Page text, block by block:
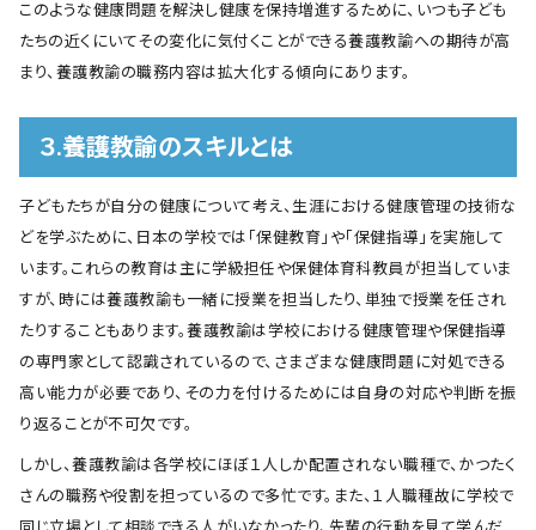
このような健康問題を解決し健康を保持増進するために、いつも子ども
たちの近くにいてその変化に気付くことができる養護教諭への期待が高
まり、養護教諭の職務内容は拡大化する傾向にあります。
３.養護教諭のスキルとは
子どもたちが自分の健康について考え、生涯における健康管理の技術な
どを学ぶために、日本の学校では「保健教育」や「保健指導」を実施して
います。これらの教育は主に学級担任や保健体育科教員が担当していま
すが、時には養護教諭も一緒に授業を担当したり、単独で授業を任され
たりすることもあります。養護教諭は学校における健康管理や保健指導
の専門家として認識されているので、さまざまな健康問題に対処できる
高い能力が必要であり、その力を付けるためには自身の対応や判断を振
り返ることが不可欠です。
しかし、養護教諭は各学校にほぼ１人しか配置されない職種で、かつたく
さんの職務や役割を担っているので多忙です。また、１人職種故に学校で